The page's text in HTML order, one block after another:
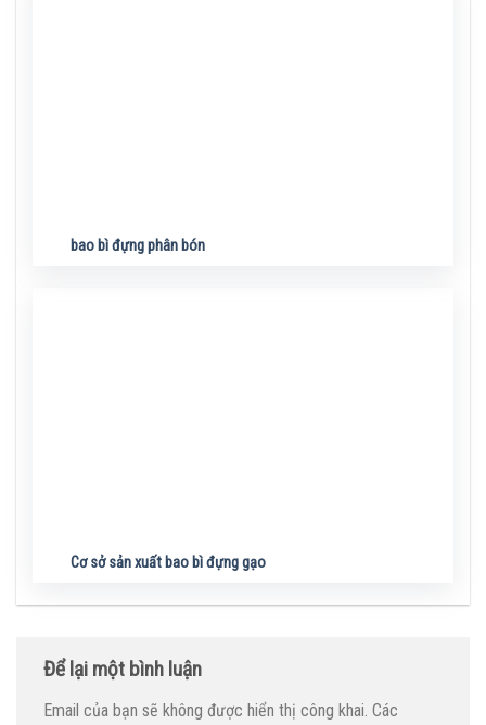
bao bì đựng phân bón
Cơ sở sản xuất bao bì đựng gạo
Để lại một bình luận
Email của bạn sẽ không được hiển thị công khai. Các